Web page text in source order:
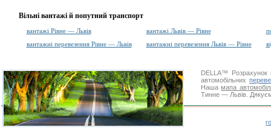
Вільні вантажі й попутний транспорт
вантажі Рівне — Львів вантажі Львів — Рівне
вантажні перевезення Рівне — Львів
вантажні перевезення Львів — Рівне
DELLA™
Розрахунок
автомобільних
Нашамапа
Тинне — Львів.